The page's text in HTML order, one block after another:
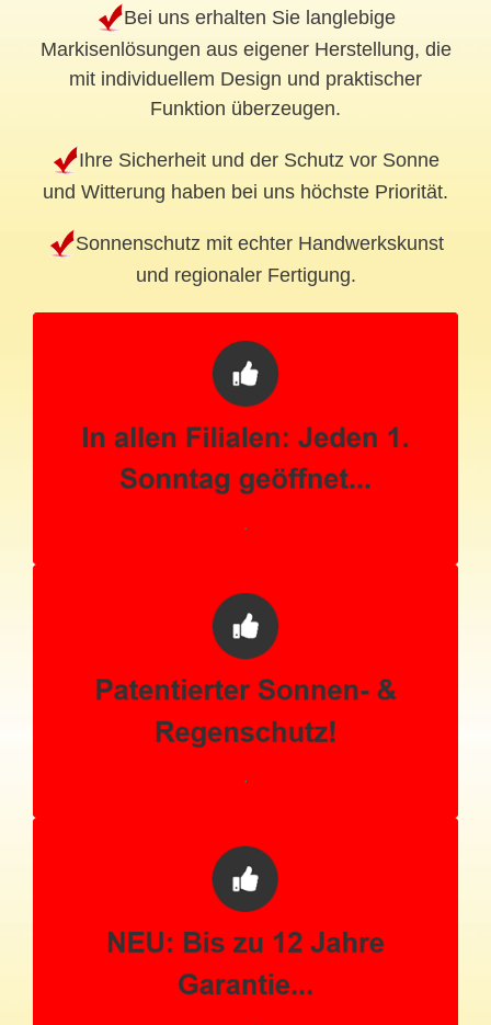
Bei uns erhalten Sie langlebige
Markisenlösungen aus eigener Herstellung, die
mit individuellem Design und praktischer
Funktion überzeugen.
Ihre Sicherheit und der Schutz vor Sonne
und Witterung haben bei uns höchste Priorität.
Sonnenschutz mit echter Handwerkskunst
und regionaler Fertigung.